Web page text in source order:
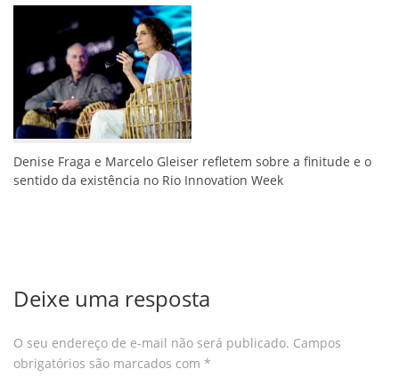
Denise Fraga e Marcelo Gleiser refletem sobre a finitude e o
sentido da existência no Rio Innovation Week
Deixe uma resposta
O seu endereço de e-mail não será publicado. Campos
obrigatórios são marcados com *